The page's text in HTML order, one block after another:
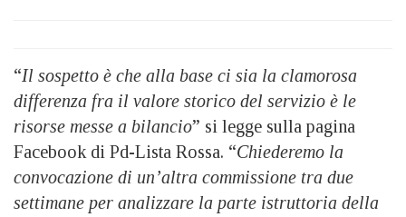
“Il sospetto è che alla base ci sia la clamorosa
differenza fra il valore storico del servizio è le
risorse messe a bilancio” si legge sulla pagina
Facebook di Pd-Lista Rossa. “Chiederemo la
convocazione di un’altra commissione tra due
settimane per analizzare la parte istruttoria della